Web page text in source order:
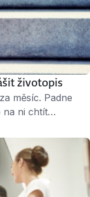
životopis
měsíc. Padne
na ni chtít
někdy před třemi
není čas